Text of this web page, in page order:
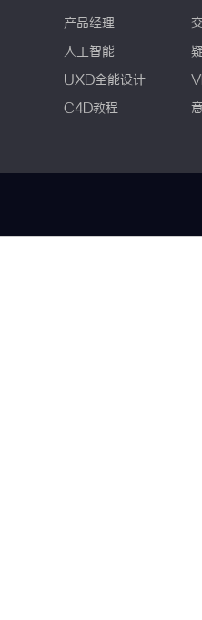
产品经理
人工智能
UXD全能设计
C4D教程